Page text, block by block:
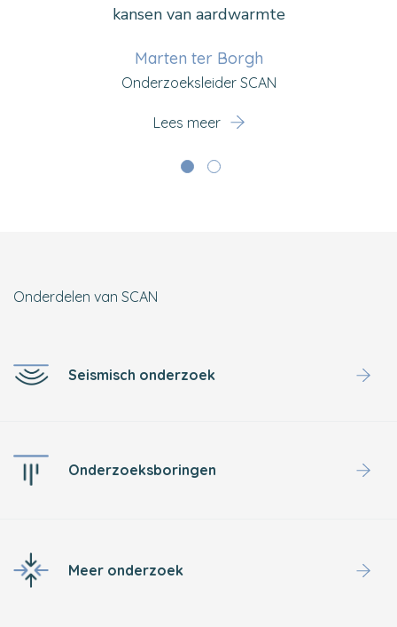
kansen van aardwarmte
Marten ter Borgh
Onderzoeksleider SCAN
Lees meer
bedacht die we pas de laatste jaren op
Johannes Rehling
Onderdelen van SCAN
Seismisch onderzoek
Onderzoeksboringen
Meer onderzoek